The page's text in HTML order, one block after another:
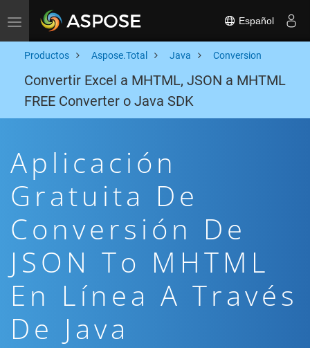
Toggle navigation Español
Productos Aspose.Total Java Conversion
Convertir Excel a MHTML, JSON a MHTML
FREE Converter o Java SDK
Aplicación
Gratuita De
Conversión De
JSON To MHTML
En Línea A Través
De Java